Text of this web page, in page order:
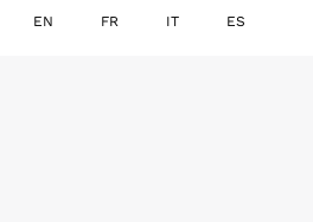
EN FR IT ES